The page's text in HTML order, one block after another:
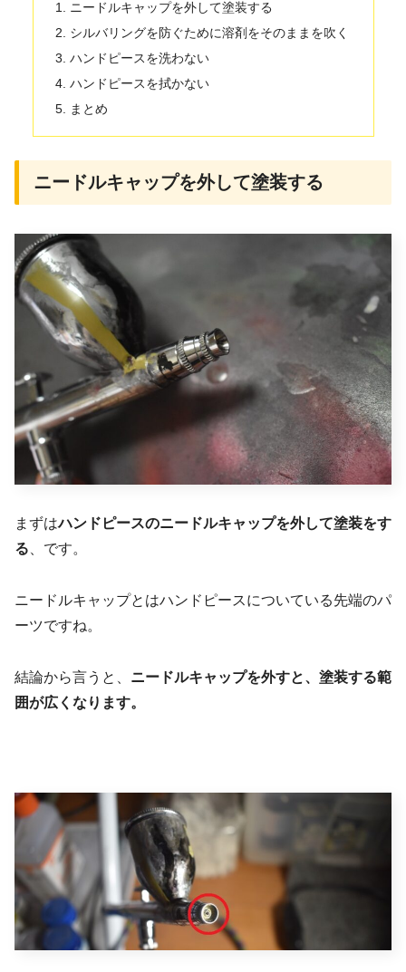
ニードルキャップを外して塗装する
シルバリングを防ぐために溶剤をそのままを吹く
ハンドピースを洗わない
ハンドピースを拭かない
まとめ
ニードルキャップを外して塗装する
まずはハンドピースのニードルキャップを外して塗装をす
る 、です。
ニードルキャップとはハンドピースについている先端のパ
ーツですね。
結論から言うと、 ニードルキャップを外すと、塗装する範
囲が広くなります。